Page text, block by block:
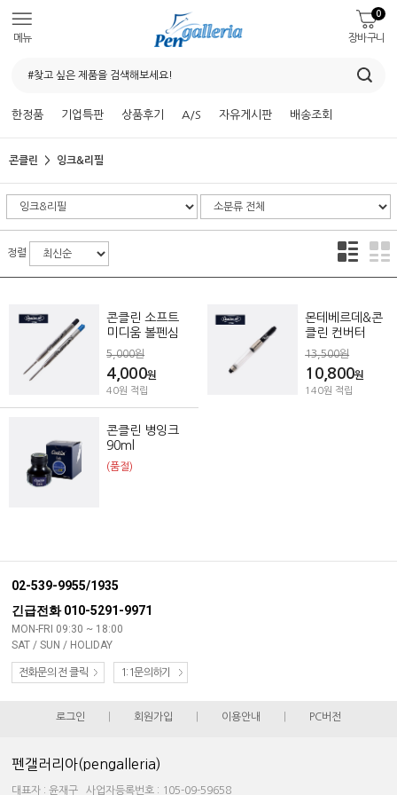
메뉴 장바구니
0
한정품 기업특판 상품후기 A/S 자유게시판 배송조회
콘클린 잉크&리필
정렬
콘클린 소프트
미디움 볼펜심
5,000원
4,000원
40원 적립
몬테베르데&콘
클린 컨버터
13,500원
10,800원
140원 적립
콘클린 병잉크
90ml
(품절)
02-539-9955/1935
긴급전화 010-5291-9971
MON-FRI 09:30 ~ 18:00
SAT / SUN / HOLIDAY
전화문의 전 클릭 1:1문의하기
로그인 회원가입 이용안내 PC버전
펜갤러리아(pengalleria)
대표자 : 윤재구 사업자등록번호 : 105-09-59658